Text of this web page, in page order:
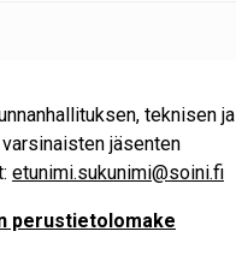
teknisen ja
jäsenten
etunimi.sukunimi@soini.fi
perustietolomake